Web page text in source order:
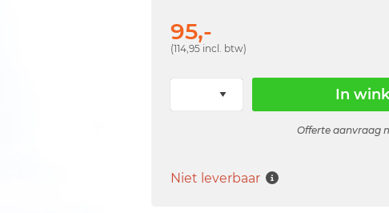
95,-
(114,95 incl. btw)
In
Offerte aanvraag
Niet leverbaar